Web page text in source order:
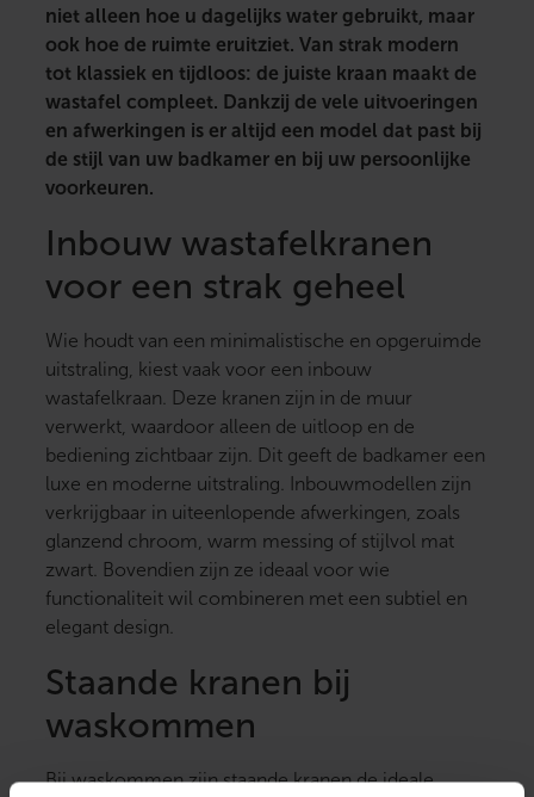
niet alleen hoe u dagelijks water gebruikt, maar
ook hoe de ruimte eruitziet. Van strak modern
tot klassiek en tijdloos: de juiste kraan maakt de
wastafel compleet. Dankzij de vele uitvoeringen
en afwerkingen is er altijd een model dat past bij
de stijl van uw badkamer en bij uw persoonlijke
voorkeuren.
Inbouw wastafelkranen
voor een strak geheel
Wie houdt van een minimalistische en opgeruimde
uitstraling, kiest vaak voor een inbouw
wastafelkraan. Deze kranen zijn in de muur
verwerkt, waardoor alleen de uitloop en de
bediening zichtbaar zijn. Dit geeft de badkamer een
luxe en moderne uitstraling. Inbouwmodellen zijn
verkrijgbaar in uiteenlopende afwerkingen, zoals
glanzend chroom, warm messing of stijlvol mat
zwart. Bovendien zijn ze ideaal voor wie
functionaliteit wil combineren met een subtiel en
elegant design.
Staande kranen bij
waskommen
Bij waskommen zijn staande kranen de ideale